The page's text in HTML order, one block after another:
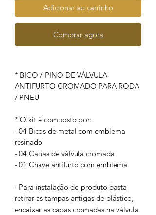
Adicionar ao carrinho
Comprar agora
* BICO / PINO DE VÁLVULA
ANTIFURTO CROMADO PARA RODA
/ PNEU
* O kit é composto por:
- 04 Bicos de metal com emblema
resinado
- 04 Capas de válvula cromada
- 01 Chave antifurto com emblema
- Para instalação do produto basta
retirar as tampas antigas de plástico,
encaixar as capas cromadas na válvula